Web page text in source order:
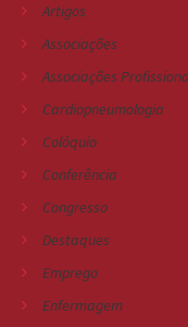
Artigos
Associações
Associações
Cardiopneumologia
Colóquio
Conferência
Congresso
Destaques
Emprego
Enfermagem